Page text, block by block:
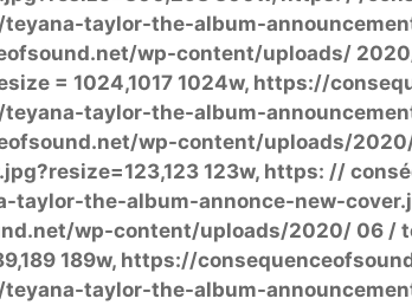
taylor-the-album-
wp-content/uploads/
= 1024,1017 1024w, https://
taylor-the-album-
wp-content/uploads/
123w, https: //
taylor-the-album-annonce-new-
wp-content/uploads/2020/ 06 /
189w, https://
taylor-the-album-